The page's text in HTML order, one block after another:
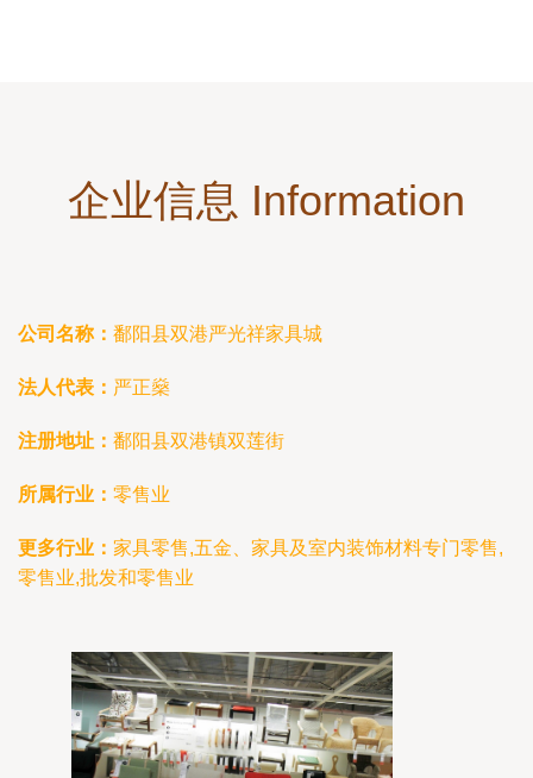
企业信息 Information
公司名称： 鄱阳县双港严光祥家具城
法人代表： 严正燊
注册地址： 鄱阳县双港镇双莲街
所属行业： 零售业
更多行业： 家具零售,五金、家具及室内装饰材料专门零售,
零售业,批发和零售业